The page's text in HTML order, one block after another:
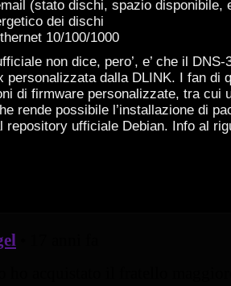
(stato dischi, spazio disponibile,
dei dischi
10/100/1000
non dice, pero’, e’ che il DNS-
personalizzata dalla DLINK. I fan di
di firmware personalizzate, tra cui
rende possibile l’installazione di
repository ufficiale Debian. Info al